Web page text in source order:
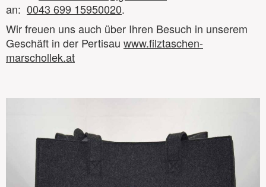
an: 0043 699 15950020.
Wir freuen uns auch über Ihren Besuch in unserem
Geschäft in der Pertisau www.filztaschen-
marschollek.at